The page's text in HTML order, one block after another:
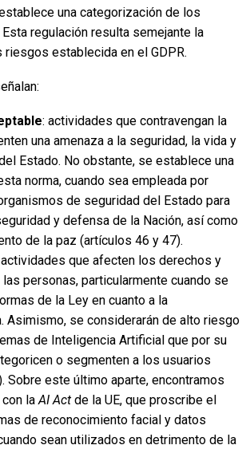
una categorización de los
regulación resulta semejante la
establecida en el GDPR.
: actividades que contravengan la
una amenaza a la seguridad, la vida y
Estado. No obstante, se establece una
norma, cuando sea empleada por
de seguridad del Estado para
y defensa de la Nación, así como
de la paz (artículos 46 y 47).
que afecten los derechos y
personas, particularmente cuando se
de la Ley en cuanto a la
Asimismo, se considerarán de alto riesgo
de Inteligencia Artificial que por su
o segmenten a los usuarios
Sobre este último aparte, encontramos
con laAI Act de la UE, que proscribe el
de reconocimiento facial y datos
sean utilizados en detrimento de la